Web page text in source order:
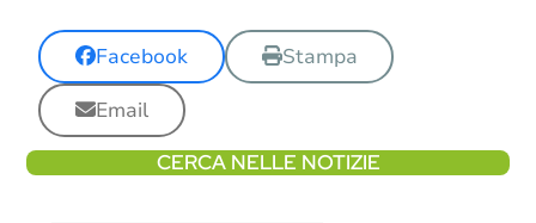
Facebook
Stampa
Email
CERCA NELLE NOTIZIE